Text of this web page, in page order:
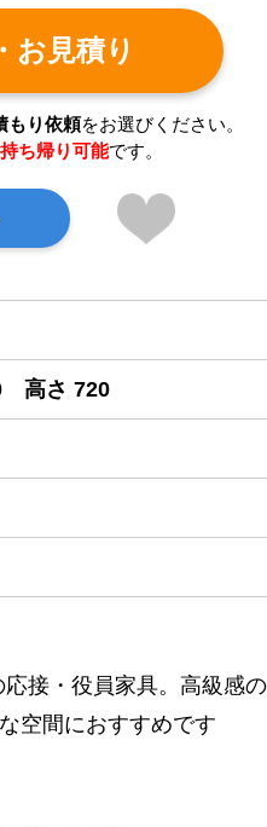
お見積り
もり依頼をお選びください。
ち帰り可能です。
高さ 720
接・役員家具。高級感
空間におすすめです